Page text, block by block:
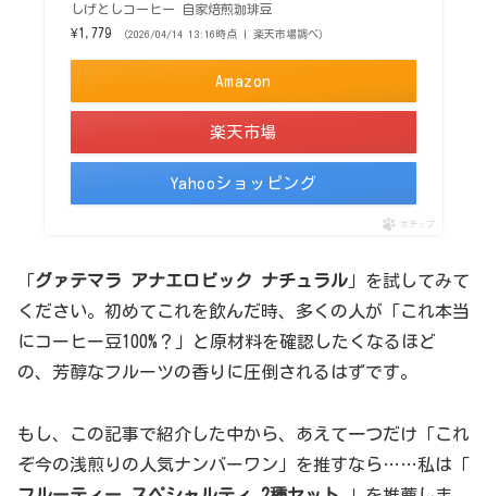
しげとしコーヒー 自家焙煎珈琲豆
¥1,779
（2026/04/14 13:16時点 | 楽天市場調べ）
Amazon
楽天市場
Yahooショッピング
ポチップ
「グァテマラ アナエロビック ナチュラル 」を試してみて
ください。初めてこれを飲んだ時、多くの人が「これ本当
にコーヒー豆100%？」と原材料を確認したくなるほど
の、芳醇なフルーツの香りに圧倒されるはずです。
もし、この記事で紹介した中から、あえて一つだけ「これ
ぞ今の浅煎りの人気ナンバーワン」を推すなら……私は「